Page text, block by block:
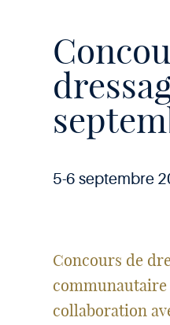
5-6 septembre
Concours de
collaboration